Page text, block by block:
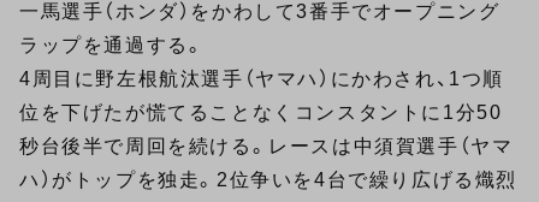
一馬選手（ホンダ）をかわして3番手でオープニング
ラップを通過する。
4周目に野左根航汰選手（ヤマハ）にかわされ、1つ順
位を下げたが慌てることなくコンスタントに1分50
秒台後半で周回を続ける。レースは中須賀選手（ヤマ
ハ）がトップを独走。2位争いを4台で繰り広げる熾烈